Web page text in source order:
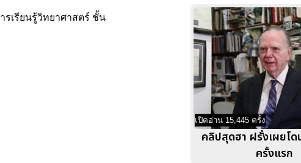
รเรียนรู้วิทยาศาสตร์ ชั้น
เปิดอ่าน 15,445 ครั้ง
คลิปสุดฮา ฝรั่งเผยโ
ครั้งแรก